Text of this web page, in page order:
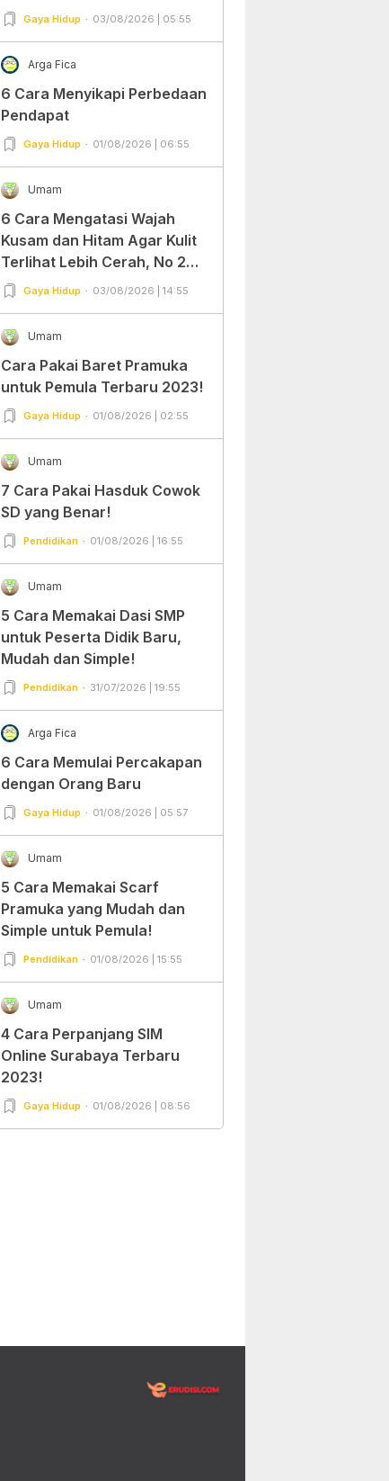
Gaya Hidup 03/08/2026 | 05:55
Arga Fica
6 Cara Menyikapi Perbedaan
Pendapat
Gaya Hidup 01/08/2026 | 06:55
Umam
6 Cara Mengatasi Wajah
Kusam dan Hitam Agar Kulit
Terlihat Lebih Cerah, No 2
Gampang Banget dan Mudah
Gaya Hidup 03/08/2026 | 14:55
Umam
Cara Pakai Baret Pramuka
untuk Pemula Terbaru 2023!
Gaya Hidup 01/08/2026 | 02:55
Umam
7 Cara Pakai Hasduk Cowok
SD yang Benar!
Pendidikan 01/08/2026 | 16:55
Umam
5 Cara Memakai Dasi SMP
untuk Peserta Didik Baru,
Mudah dan Simple!
Pendidikan 31/07/2026 | 19:55
Arga Fica
6 Cara Memulai Percakapan
dengan Orang Baru
Gaya Hidup 01/08/2026 | 05:57
Umam
5 Cara Memakai Scarf
Pramuka yang Mudah dan
Simple untuk Pemula!
Pendidikan 01/08/2026 | 15:55
Umam
4 Cara Perpanjang SIM
Online Surabaya Terbaru
2023!
Gaya Hidup 01/08/2026 | 08:56